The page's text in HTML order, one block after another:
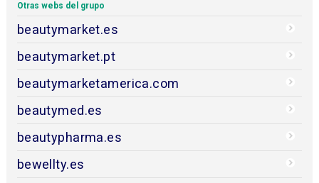
Otras webs del grupo
beautymarket.es
beautymarket.pt
beautymarketamerica.com
beautymed.es
beautypharma.es
bewellty.es